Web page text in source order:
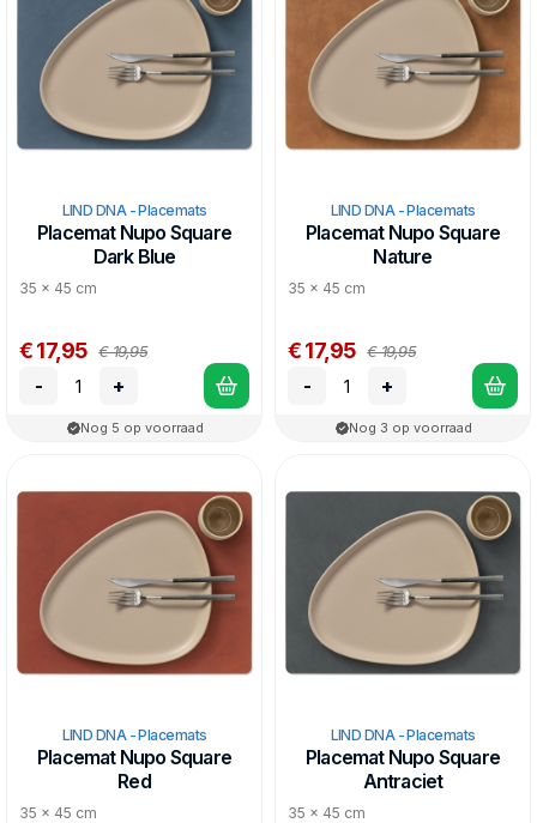
LIND DNA - Placemats
Placemat Nupo Square
Dark Blue
35 x 45 cm
€ 17,95 € 19,95
- +
Nog 5 op voorraad
LIND DNA - Placemats
Placemat Nupo Square
Nature
35 x 45 cm
€ 17,95 € 19,95
- +
Nog 3 op voorraad
LIND DNA - Placemats
Placemat Nupo Square
Red
35 x 45 cm
LIND DNA - Placemats
Placemat Nupo Square
Antraciet
35 x 45 cm